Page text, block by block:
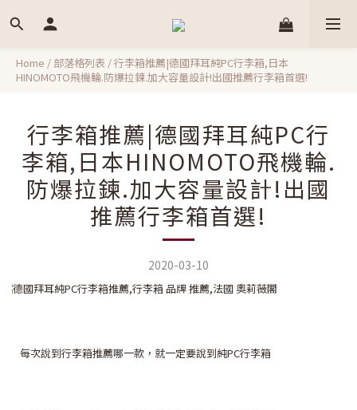
Home / 部落格列表 /行李箱推薦|德國拜耳純PC行李箱,日本
HINOMOTO飛機輪.防爆拉鍊.加大容量設計!出國推薦行李箱首選!
行李箱推薦|德國拜耳純PC行
李箱,日本HINOMOTO飛機輪.
防爆拉鍊.加大容量設計!出國
推薦行李箱首選!
2020-03-10
每次說到行李箱推薦哪一款，就一定要說到純PC行李箱